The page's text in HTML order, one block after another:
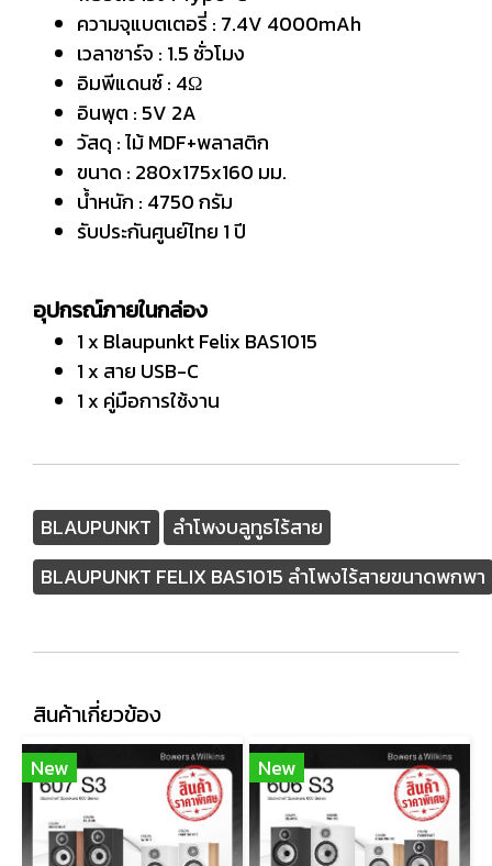
ความจุแบตเตอรี่ : 7.4V 4000mAh
เวลาชาร์จ : 1.5 ชั่วโมง
อิมพีแดนซ์ : 4Ω
อินพุต : 5V 2A
วัสดุ : ไม้ MDF+พลาสติก
ขนาด : 280x175x160 มม.
น้ำหนัก : 4750 กรัม
รับประกันศูนย์ไทย 1 ปี
อุปกรณ์ภายในกล่อง
1 x Blaupunkt Felix BAS1015
1 x สาย USB-C
1 x คู่มือการใช้งาน
BLAUPUNKT
ลำโพงบลูทูธไร้สาย
BLAUPUNKT FELIX BAS1015 ลำโพงไร้สายขนาดพกพา
สินค้าเกี่ยวข้อง
New New